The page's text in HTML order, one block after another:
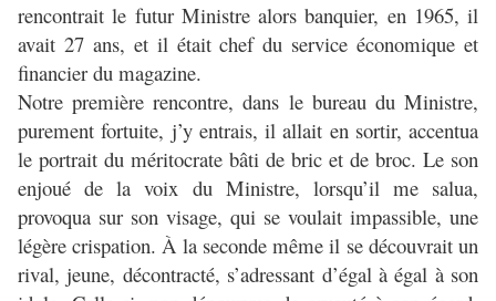
rencontrait le futur Ministre alors banquier, en 1965, il
avait 27 ans, et il était chef du service économique et
financier du magazine.
Notre première rencontre, dans le bureau du Ministre,
purement fortuite, j’y entrais, il allait en sortir, accentua
le portrait du méritocrate bâti de bric et de broc. Le son
enjoué de la voix du Ministre, lorsqu’il me salua,
provoqua sur son visage, qui se voulait impassible, une
légère crispation. À la seconde même il se découvrait un
rival, jeune, décontracté, s’adressant d’égal à égal à son